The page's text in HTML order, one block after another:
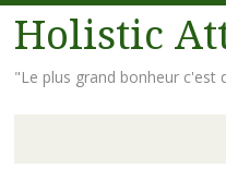
Holistic
"Le plus grand bonheur c'est